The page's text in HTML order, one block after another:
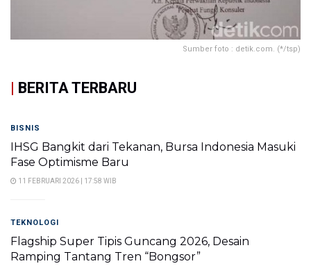
Sumber foto : detik.com. (*/tsp)
BERITA TERBARU
BISNIS
IHSG Bangkit dari Tekanan, Bursa Indonesia Masuki
Fase Optimisme Baru
11 FEBRUARI 2026 | 17:58 WIB
TEKNOLOGI
Flagship Super Tipis Guncang 2026, Desain
Ramping Tantang Tren “Bongsor”